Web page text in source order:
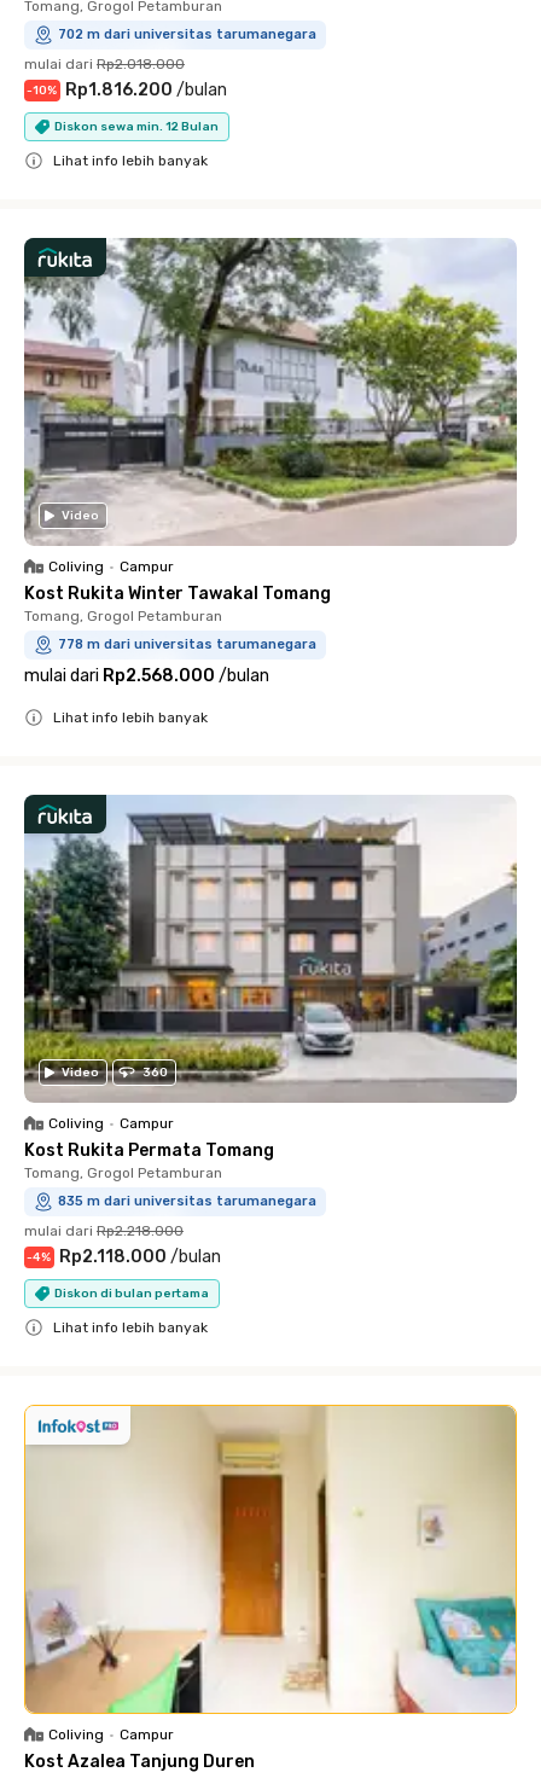
Tomang, Grogol Petamburan
702 m dari universitas tarumanegara
mulai dari Rp2.018.000
-10% Rp1.816.200 /bulan
Diskon sewa min. 12 Bulan
Lihat info lebih banyak
Video
Coliving • Campur
Kost Rukita Winter Tawakal Tomang
Tomang, Grogol Petamburan
778 m dari universitas tarumanegara
mulai dari Rp2.568.000 /bulan
Lihat info lebih banyak
Video 360
Coliving • Campur
Kost Rukita Permata Tomang
Tomang, Grogol Petamburan
835 m dari universitas tarumanegara
mulai dari Rp2.218.000
-4% Rp2.118.000 /bulan
Diskon di bulan pertama
Lihat info lebih banyak
Coliving • Campur
Kost Azalea Tanjung Duren